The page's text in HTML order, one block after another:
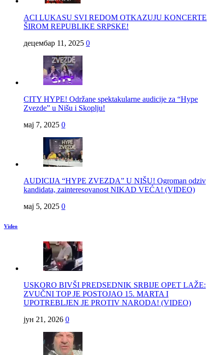
ACI LUKASU SVI REDOM OTKAZUJU KONCERTE
ŠIROM REPUBLIKE SRPSKE!
децембар 11, 2025 0
CITY HYPE! Održane spektakularne audicije za “Hype
Zvezde” u Nišu i Skoplju!
мај 7, 2025 0
AUDICIJA “HYPE ZVEZDA” U NIŠU! Ogroman odziv
kandidata, zainteresovanost NIKAD VEĆA! (VIDEO)
мај 5, 2025 0
Video
USKORO BIVŠI PREDSEDNIK SRBIJE OPET LAŽE:
ZVUČNI TOP JE POSTOJAO 15. MARTA I
UPOTREBLJEN JE PROTIV NARODA! (VIDEO)
јун 21, 2026 0